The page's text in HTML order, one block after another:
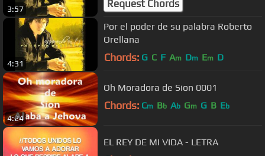
3:57 Request Chords
4:31
Por el poder de su palabra Roberto
Orellana
Chords: G C F Am Dm Em D
4:24
Oh Moradora de Sion 0001
Chords: Cm Bb Ab Gm G B Eb
EL REY DE MI VIDA - LETRA